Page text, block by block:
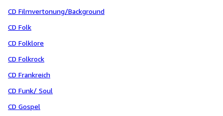
CD Filmvertonung/Background
CD Folk
CD Folklore
CD Folkrock
CD Frankreich
CD Funk/ Soul
CD Gospel